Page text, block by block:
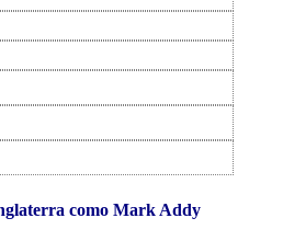
como Mark Addy